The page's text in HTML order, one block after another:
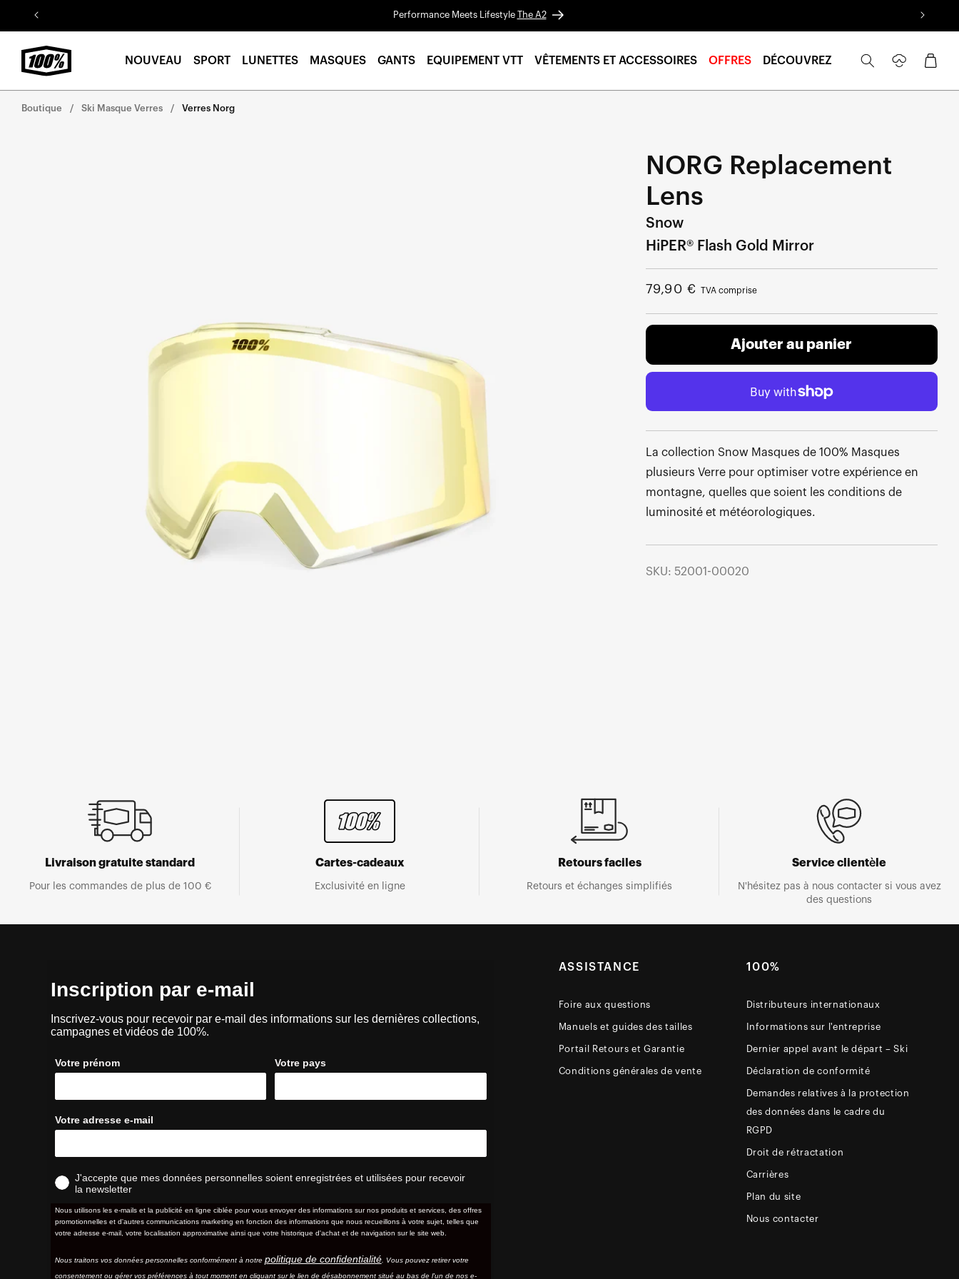
Aller au
contenu
Performance Meets Lifestyle The A2
NOUVEAU SPORT LUNETTES MASQUES GANTS EQUIPEMENT VTT VÊTEMENTS ET ACCESSOIRES OFFRES DÉCOUVREZ
connecter
Panier
Boutique Ski Masque Verres Verres Norg
NORG Replacement
Lens
Snow
HiPER® Flash Gold Mirror
Prix
79,90 € TVA comprise
Ajouter au panier
La collection Snow Masques de 100% Masques
plusieurs Verre pour optimiser votre expérience en
montagne, quelles que soient les conditions de
luminosité et météorologiques.
SKU: 52001-00020
Livraison gratuite standard
Pour les commandes de plus de 100 €
Cartes-cadeaux
Exclusivité en ligne
Retours faciles
Retours et échanges simplifiés
Service clientèle
N'hésitez pas à nous contacter si vous avez
des questions
Inscription par e-mail
Inscrivez-vous pour recevoir par e-mail des informations sur les dernières collections,
campagnes et vidéos de 100%.
Votre prénom Votre pays
Votre adresse e-mail
J'accepte que mes données personnelles soient enregistrées et utilisées pour recevoir
la newsletter
Nous utilisons les e-mails et la publicité en ligne ciblée pour vous envoyer des informations sur nos produits et services, des offres
promotionnelles et d'autres communications marketing en fonction des informations que nous recueillons à votre sujet, telles que
votre adresse e-mail, votre localisation approximative ainsi que votre historique d'achat et de navigation sur le site web.
Nous traitons vos données personnelles conformément à notre politique de confidentialité. Vous pouvez retirer votre
consentement ou gérer vos préférences à tout moment en cliquant sur le lien de désabonnement situé au bas de l'un de nos e-
ASSISTANCE
Foire aux questions
Manuels et guides des tailles
Portail Retours et Garantie
Conditions générales de vente
100%
Distributeurs internationaux
Informations sur l'entreprise
Dernier appel avant le départ – Ski
Déclaration de conformité
Demandes relatives à la protection
des données dans le cadre du
RGPD
Droit de rétractation
Carrières
Plan du site
Nous contacter